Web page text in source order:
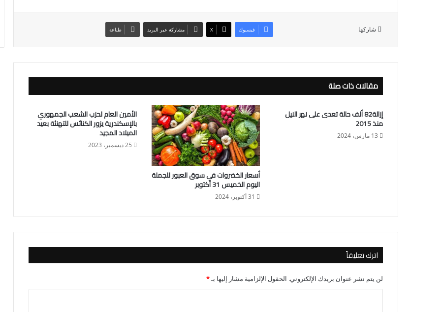
شاركها فيسبوك X مشاركة عبر البريد طباعة
مقالات ذات صلة
إزالة82 ألف حالة تعدى على نهر النيل
منذ 2015
13 مارس، 2024
أسعار الخضروات في سوق العبور للجملة
اليوم الخميس 31 أكتوبر
31 أكتوبر، 2024
الأمين العام لحزب الشعب الجمهوري
بالإسكندرية يزور الكنائس للتهنئة بعيد
الميلاد المجيد
25 ديسمبر، 2023
اترك تعليقاً
لن يتم نشر عنوان بريدك الإلكتروني. الحقول الإلزامية مشار إليها بـ*